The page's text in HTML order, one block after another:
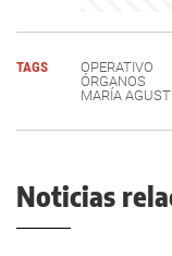
TAGS OPERATIVO
ÓRGANOS
MARÍA
Noticias